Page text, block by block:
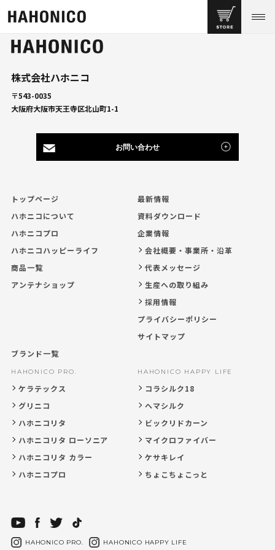
株式会社ハホニコ
〒543-0035
大阪府大阪市天王寺区北山町1-1
お問い合わせ
トップページ
ハホニコについて
ハホニコプロ
ハホニコハッピーライフ
商品一覧
アンテナショップ
ブランド一覧
HAHONICO PRO.
ケラテックス
グリニコ
ハホニコリタ
ハホニコリタ ローソニア
ハホニコリタ カラー
ハホニコプロ
HAHONICO HAPPY LIFE
コラシルク18
ヘマシルク
ビックリドカーン
マイクロファイバー
ケサキレイ
ちょこちょこっと
最新情報
資料ダウンロード
企業情報
会社概要・事業所・沿革
代表メッセージ
生産への取り組み
採用情報
プライバシーポリシー
サイトマップ
HAHONICO PRO. HAHONICO HAPPY LIFE